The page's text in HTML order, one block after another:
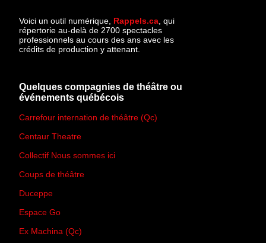
Voici un outil numérique, Rappels.ca , qui
répertorie au-delà de 2700 spectacles
professionnels au cours des ans avec les
crédits de production y attenant.
Quelques compagnies de théâtre ou
événements québécois
Carrefour internation de théâtre (Qc)
Centaur Theatre
Collectif Nous sommes ici
Coups de théâtre
Duceppe
Espace Go
Ex Machina (Qc)